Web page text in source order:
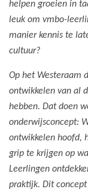
helpen groeien in
leuk om vmbo-
manier kennis te
cultuur?
Op het Westeraam
ontwikkelen van al
hebben. Dat doen
onderwijsconcept:
ontwikkelen hoofd,
grip te krijgen op
Leerlingen
praktijk. Dit